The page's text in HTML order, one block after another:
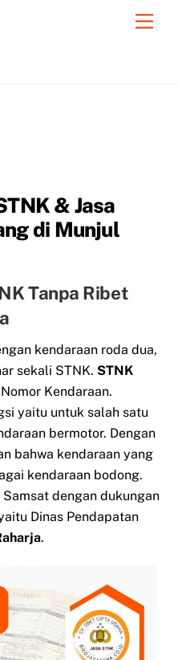
& Jasa
di Munjul
Tanpa Ribet
kendaraan roda dua,
sekali STNK. STNK
Kendaraan.
yaitu untuk salah satu
bermotor. Dengan
bahwa kendaraan yang
kendaraan bodong.
dengan dukungan
Dinas Pendapatan
.